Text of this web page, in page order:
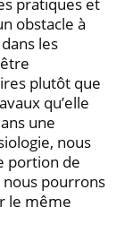
obstacle à
les
plutôt que
qu’elle
une
nous
portion de
pourrons
le même